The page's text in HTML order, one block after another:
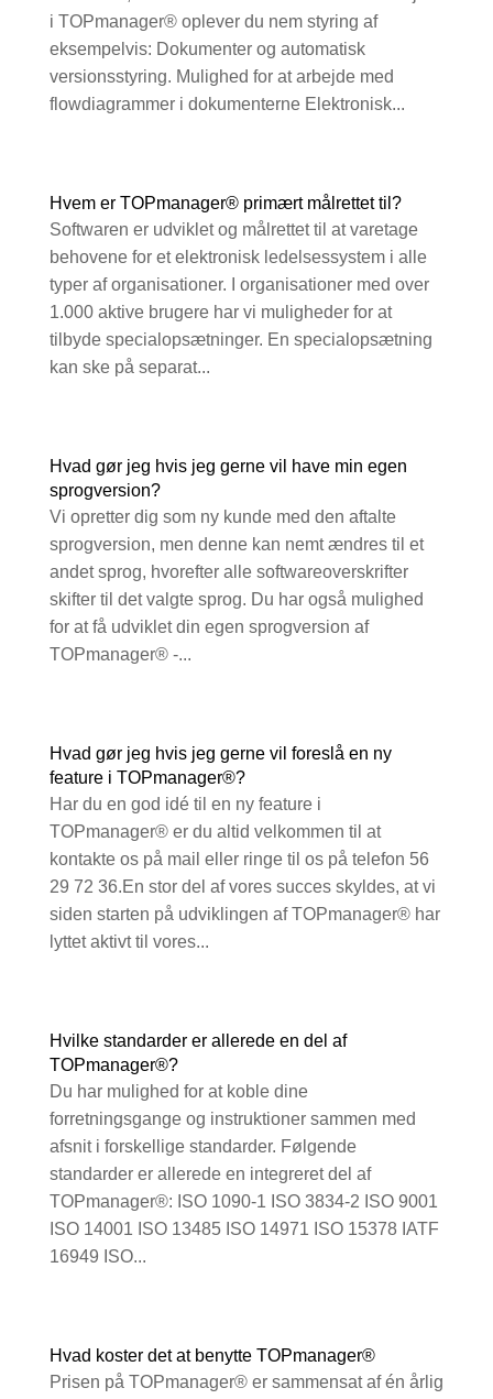
i TOPmanager® oplever du nem styring af
eksempelvis: Dokumenter og automatisk
versionsstyring. Mulighed for at arbejde med
flowdiagrammer i dokumenterne Elektronisk...
Hvem er TOPmanager® primært målrettet til?
Softwaren er udviklet og målrettet til at varetage
behovene for et elektronisk ledelsessystem i alle
typer af organisationer. I organisationer med over
1.000 aktive brugere har vi muligheder for at
tilbyde specialopsætninger. En specialopsætning
kan ske på separat...
Hvad gør jeg hvis jeg gerne vil have min egen
sprogversion?
Vi opretter dig som ny kunde med den aftalte
sprogversion, men denne kan nemt ændres til et
andet sprog, hvorefter alle softwareoverskrifter
skifter til det valgte sprog. Du har også mulighed
for at få udviklet din egen sprogversion af
TOPmanager® -...
Hvad gør jeg hvis jeg gerne vil foreslå en ny
feature i TOPmanager®?
Har du en god idé til en ny feature i
TOPmanager® er du altid velkommen til at
kontakte os på mail eller ringe til os på telefon 56
29 72 36.En stor del af vores succes skyldes, at vi
siden starten på udviklingen af TOPmanager® har
lyttet aktivt til vores...
Hvilke standarder er allerede en del af
TOPmanager®?
Du har mulighed for at koble dine
forretningsgange og instruktioner sammen med
afsnit i forskellige standarder. Følgende
standarder er allerede en integreret del af
TOPmanager®: ISO 1090-1 ISO 3834-2 ISO 9001
ISO 14001 ISO 13485 ISO 14971 ISO 15378 IATF
16949 ISO...
Hvad koster det at benytte TOPmanager®
Prisen på TOPmanager® er sammensat af én årlig